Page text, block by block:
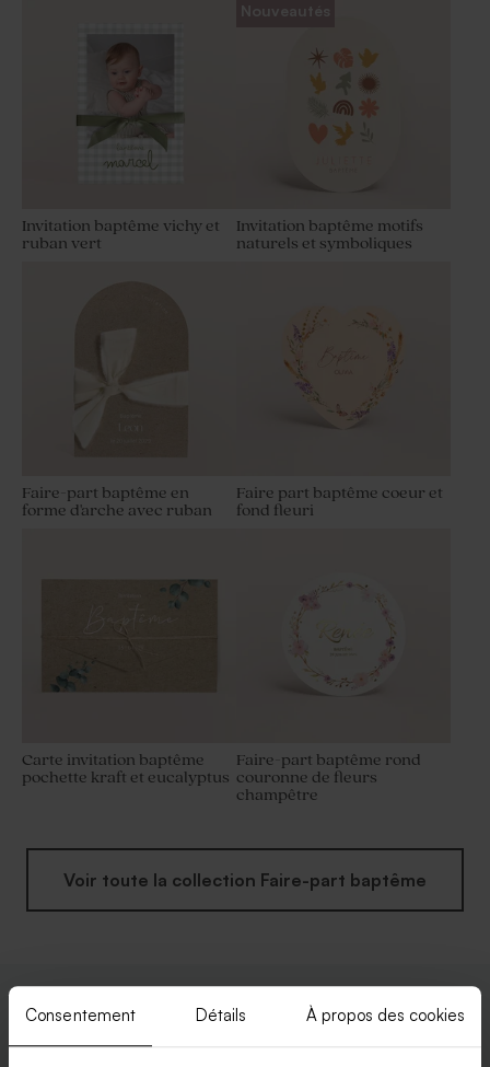
Consentement Détails À propos des cookies
Invitation baptême vichy et
ruban vert
Nouveautés
Invitation baptême motifs
naturels et symboliques
Faire-part baptême en
forme d'arche avec ruban
Faire part baptême coeur et
fond fleuri
Carte invitation baptême
pochette kraft et eucalyptus
Faire-part baptême rond
couronne de fleurs
champêtre
Voir toute la collection Faire-part baptême